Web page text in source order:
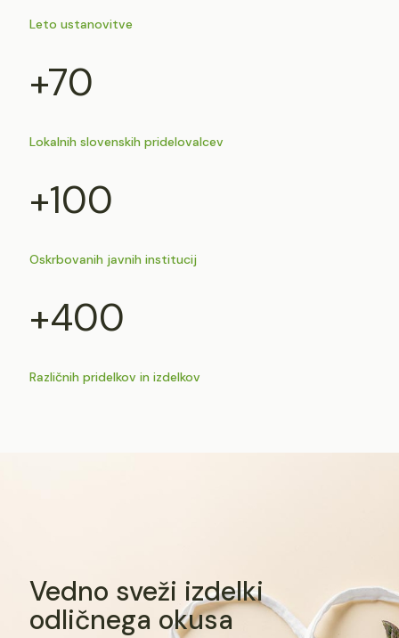
Leto ustanovitve
+70
Lokalnih slovenskih pridelovalcev
+100
Oskrbovanih javnih institucij
+400
Različnih pridelkov in izdelkov
Vedno sveži izdelki
odličnega okusa